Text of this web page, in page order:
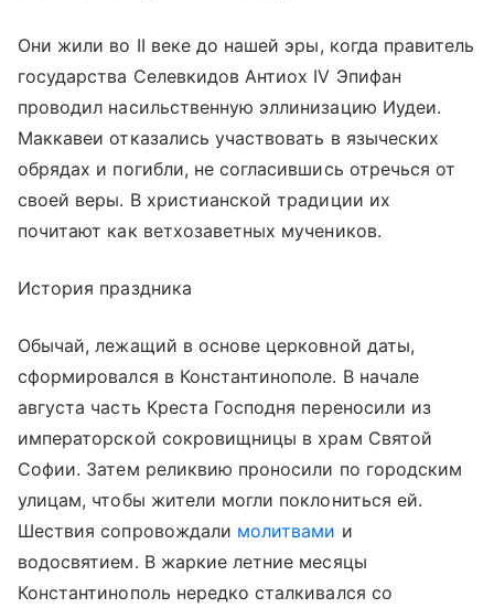
Они жили во II веке до нашей эры, когда правитель
государства Селевкидов Антиох IV Эпифан
проводил насильственную эллинизацию Иудеи.
Маккавеи отказались участвовать в языческих
обрядах и погибли, не согласившись отречься от
своей веры. В христианской традиции их
почитают как ветхозаветных мучеников.
История праздника
Обычай, лежащий в основе церковной даты,
сформировался в Константинополе. В начале
августа часть Креста Господня переносили из
императорской сокровищницы в храм Святой
Софии. Затем реликвию проносили по городским
улицам, чтобы жители могли поклониться ей.
Шествия сопровождали молитвами и
водосвятием. В жаркие летние месяцы
Константинополь нередко сталкивался со